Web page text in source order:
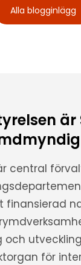
Alla blogginlägg
är
central
finansierad
och
för